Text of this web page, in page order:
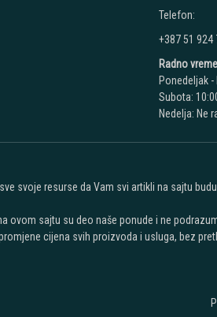
Telefon:
+387 51 924
Radno
Ponedeljak -
Subota:
Nedelja: Ne
svoje resurse da Vam svi artikli na sajtu
ovom sajtu su deo naše ponude i ne
cijena svih proizvoda i usluga, bez